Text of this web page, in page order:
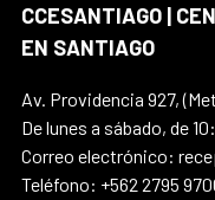
CCESANTIAGO |
EN SANTIAGO
Av. Providencia 927,
De lunes a sábado, de
Correo electrónico:
Teléfono: +562 2795